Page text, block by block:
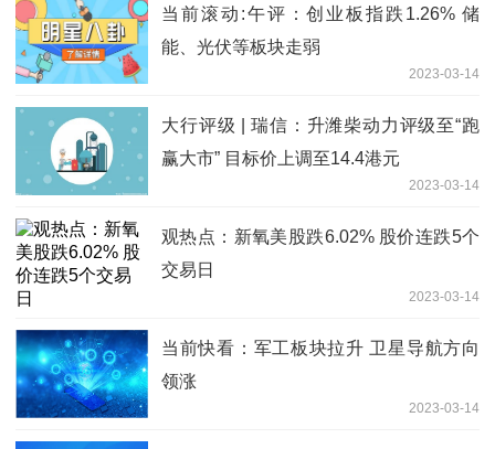
当前滚动:午评：创业板指跌1.26% 储
能、光伏等板块走弱
2023-03-14
大行评级 | 瑞信：升潍柴动力评级至“跑
赢大市” 目标价上调至14.4港元
2023-03-14
观热点：新氧美股跌6.02% 股价连跌5个
交易日
2023-03-14
当前快看：军工板块拉升 卫星导航方向
领涨
2023-03-14